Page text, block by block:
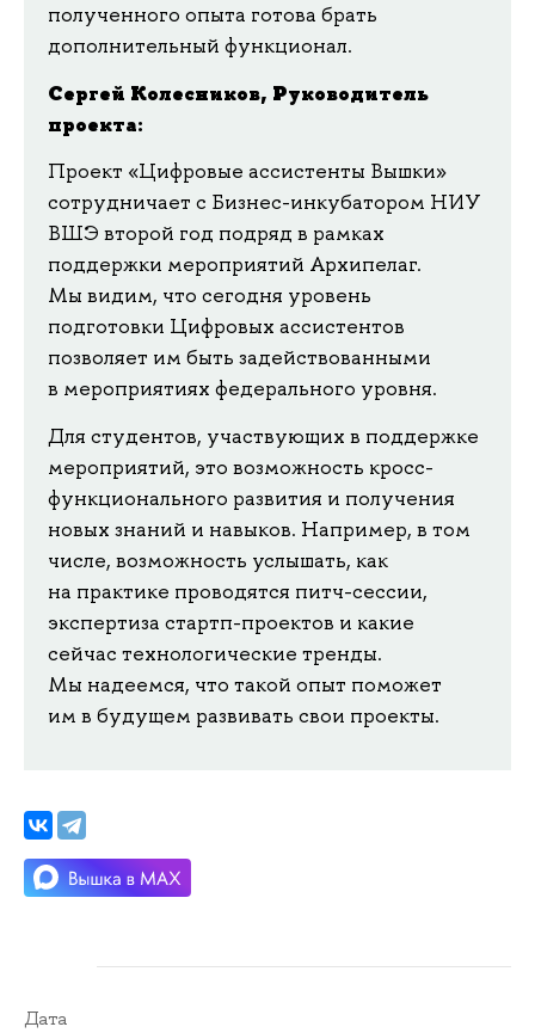
полученного опыта готова брать
дополнительный функционал.
Сергей Колесников, Руководитель
проекта:
Проект «Цифровые ассистенты Вышки»
сотрудничает с Бизнес-инкубатором НИУ
ВШЭ второй год подряд в рамках
поддержки мероприятий Архипелаг.
Мы видим, что сегодня уровень
подготовки Цифровых ассистентов
позволяет им быть задействованными
в мероприятиях федерального уровня.
Для студентов, участвующих в поддержке
мероприятий, это возможность кросс-
функционального развития и получения
новых знаний и навыков. Например, в том
числе, возможность услышать, как
на практике проводятся питч-сессии,
экспертиза стартп-проектов и какие
сейчас технологические тренды.
Мы надеемся, что такой опыт поможет
им в будущем развивать свои проекты.
Дата